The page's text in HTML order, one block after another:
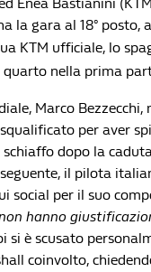
la gara al 18° posto,
KTM ufficiale, lo
quarto nella prima
Marco
per aver
dopo la
il pilota
social per il suo
hanno
si è scusato
coinvolto,